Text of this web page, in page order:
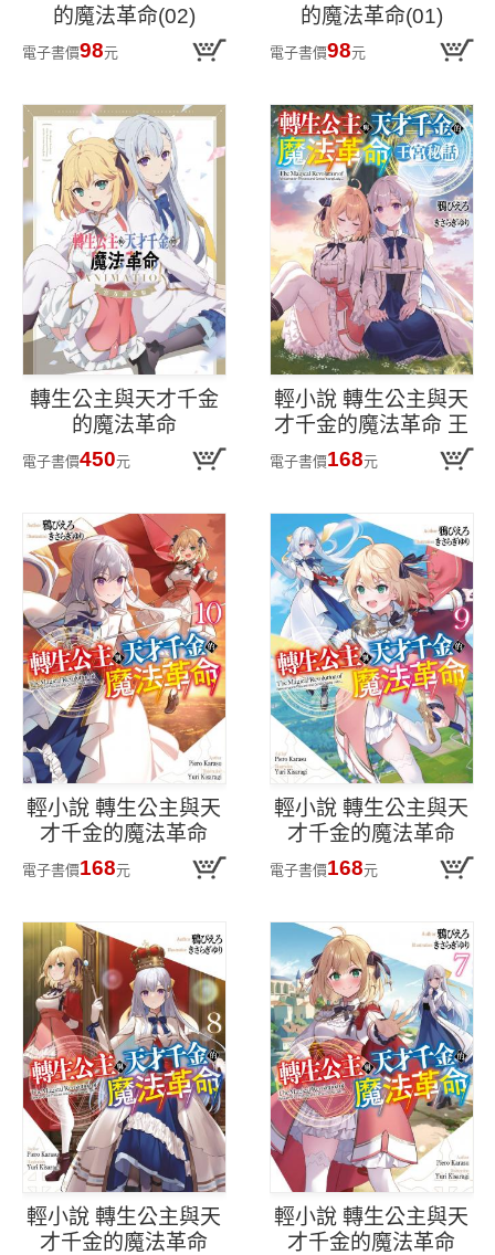
的魔法革命(02)
電子書價98元
的魔法革命(01)
電子書價98元
轉生公主與天才千金
的魔法革命
ANIMATION 官方設
定集
電子書價450元
輕小說 轉生公主與天
才千金的魔法革命 王
宮秘話(全)
電子書價168元
輕小說 轉生公主與天
才千金的魔法革命
(10)
電子書價168元
輕小說 轉生公主與天
才千金的魔法革命
(09)
電子書價168元
輕小說 轉生公主與天
才千金的魔法革命
輕小說 轉生公主與天
才千金的魔法革命